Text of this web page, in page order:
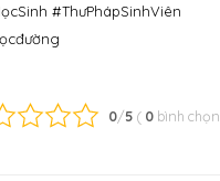
#ThưPhápSinhViên
0/5 ( 0 bình chọn